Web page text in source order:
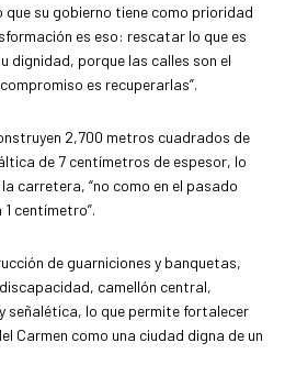
su gobierno tiene como prioridad
es eso: rescatar lo que es
dignidad, porque las calles son el
es recuperarlas”.
2,700 metros cuadrados de
de 7 centímetros de espesor, lo
carretera, “no como en el pasado
centímetro”.
de guarniciones y banquetas,
camellón central,
señalética, lo que permite fortalecer
Carmen como una ciudad digna de un